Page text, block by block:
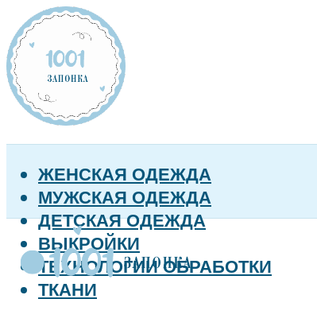
ЖЕНСКАЯ ОДЕЖДА
МУЖСКАЯ ОДЕЖДА
ДЕТСКАЯ ОДЕЖДА
ВЫКРОЙКИ
ТЕХНОЛОГИИ ОБРАБОТКИ
ТКАНИ